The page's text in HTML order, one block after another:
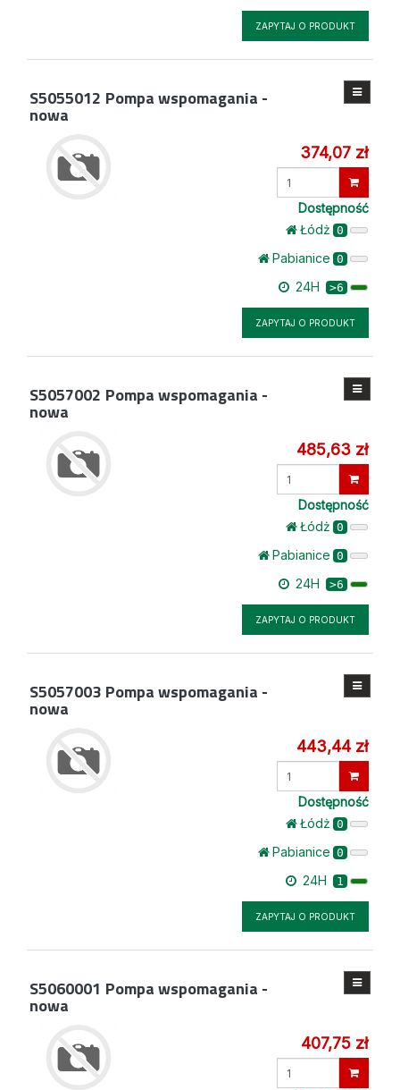
ZAPYTAJ O PRODUKT
S5055012 Pompa wspomagania -
nowa
374,07 zł
Dostępność
Łódż 0
Pabianice 0
24H >6
ZAPYTAJ O PRODUKT
S5057002 Pompa wspomagania -
nowa
485,63 zł
Dostępność
Łódż 0
Pabianice 0
24H >6
ZAPYTAJ O PRODUKT
S5057003 Pompa wspomagania -
nowa
443,44 zł
Dostępność
Łódż 0
Pabianice 0
24H 1
ZAPYTAJ O PRODUKT
S5060001 Pompa wspomagania -
nowa
407,75 zł